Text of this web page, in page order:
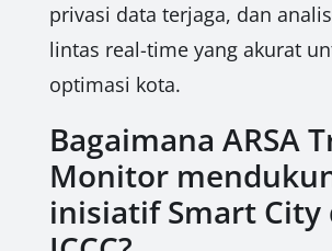
privasi data terjaga, dan
lintas real-time yang akurat
optimasi kota.
Bagaimana ARSA
Monitor
inisiatif Smart City